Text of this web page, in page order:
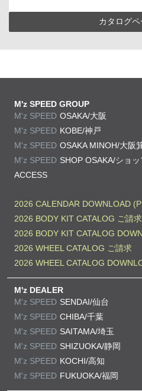
カタログペ
M'z SPEED GROUP
M'z SPEED OSAKA/大阪
M'z SPEED KOBE/神戸
M'z SPEED OSAKA MINOH/大阪
M'z SPEED SHOP OSAKA/ショッ
ACCESS
2026 CALENDAR DOWNLOAD
2026 BODY KIT CATALOG ご請求
2026 BODY KIT CATALOG
2026 WHEEL CATALOG ご請求
2026 WHEEL CATALOG
M'z DEALER
M'z SPEED SENDAI/仙台
M'z SPEED CHIBA/千葉
M'z SPEED SAITAMA/埼玉
M'z SPEED SHIZUOKA/静岡
M'z SPEED KOCHI/高知
M'z SPEED FUKUOKA/福岡